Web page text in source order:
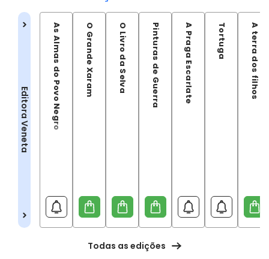
Editora Veneta As Almas do Povo Negro O Grande Xaram O Livro da Selva Pinturas de Guerra A Praga Escarlate Tortuga A terra dos filhos
Todas as edições